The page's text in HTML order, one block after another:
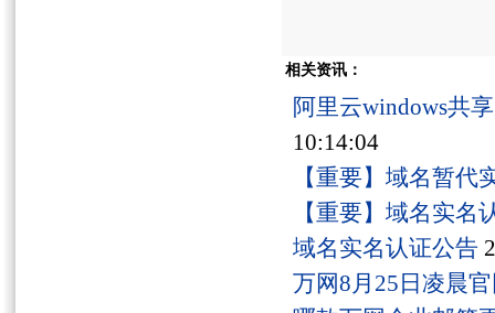
相关资讯：
阿里云windows共
10:14:04
【重要】域名暂代
【重要】域名实名
域名实名认证公告
万网8月25日凌晨